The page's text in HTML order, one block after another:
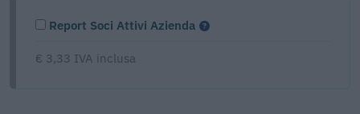
Report Soci Attivi Azienda
€ 3,33 IVA inclusa